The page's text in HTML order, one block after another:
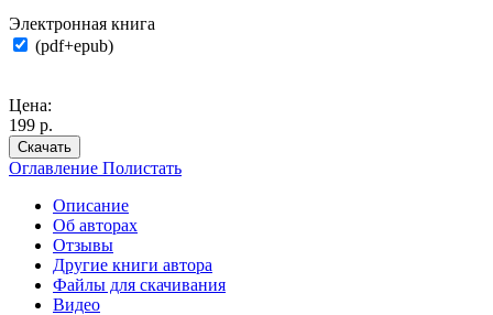
Электронная книга
(pdf+epub)
Цена:
199 р.
Скачать
Оглавление Полистать
Описание
Об авторах
Отзывы
Другие книги автора
Файлы для скачивания
Видео